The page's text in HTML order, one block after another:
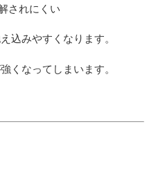
されにくい
込みやすくなります。
くなってしまいます。